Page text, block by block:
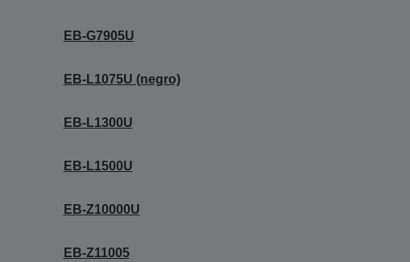
EB-G7905U
EB-L1075U (negro)
EB-L1300U
EB-L1500U
EB-Z10000U
EB-Z11005